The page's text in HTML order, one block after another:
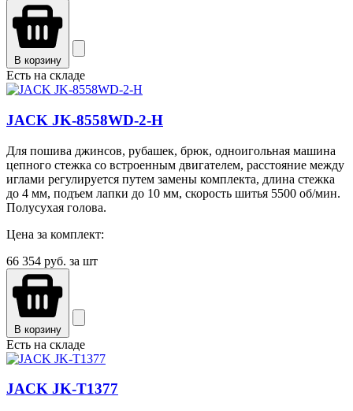
В корзину
Есть на складе
JACK JK-8558WD-2-H
Для пошива джинсов, рубашек, брюк, одноигольная машина
цепного стежка со встроенным двигателем, расстояние между
иглами регулируется путем замены комплекта, длина стежка
до 4 мм, подъем лапки до 10 мм, скорость шитья 5500 об/мин.
Полусухая голова.
Цена за комплект:
66 354 руб. за шт
В корзину
Есть на складе
JACK JK-T1377